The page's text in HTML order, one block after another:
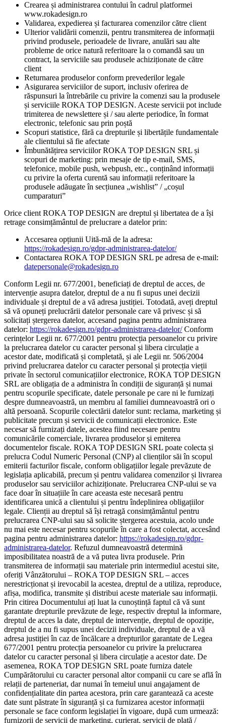
Crearea și administrarea contului în cadrul platformei
www.rokadesign.ro
Validarea, expedierea și facturarea comenzilor către client
Ulterior validării comenzii, pentru transmiterea de informații
privind produsele, perioadele de livrare, anulări sau alte
probleme de orice natură referitoare la o comandă sau un
contract, la serviciile sau produsele achiziționate de către
client
Returnarea produselor conform prevederilor legale
Asigurarea serviciilor de suport, inclusiv oferirea de
răspunsuri la întrebările cu privire la comenzi sau la produsele
și serviciile ROKA TOP DESIGN. Aceste servicii pot include
trimiterea de newslettere și / sau alerte periodice, în format
electronic, telefonic sau prin poștă
Scopuri statistice, fără ca drepturile și libertățile fundamentale
ale clientului să fie afectate
Îmbunătățirea serviciilor ROKA TOP DESIGN SRL și
scopuri de marketing: prin mesaje de tip e-mail, SMS,
telefonice, mobile push, webpush, etc., conținând informații
cu privire la oferta curentă sau informații referitoare la
produsele adăugate în secțiunea „wishlist” / „coșul
cumparaturi”
Orice client ROKA TOP DESIGN are dreptul și libertatea de a își
retrage consimțământul de prelucrare a datelor prin:
Accesarea opțiunii Uită-mă de la adresa:
https://rokadesign.ro/gdpr-administrarea-datelor/
Contactarea ROKA TOP DESIGN SRL pe adresa de e-mail:
datepersonale@rokadesign.ro
Conform Legii nr. 677/2001, beneficiați de dreptul de acces, de
intervenție asupra datelor, dreptul de a nu fi supus unei decizii
individuale și dreptul de a vă adresa justiției. Totodată, aveți dreptul
să vă opuneți prelucrării datelor personale care vă privesc și să
solicitați ștergerea datelor, accesand pagina pentru administrarea
datelor: https://rokadesign.ro/gdpr-administrarea-datelor/Conform
cerințelor Legii nr. 677/2001 pentru protecția persoanelor cu privire
la prelucrarea datelor cu caracter personal și libera circulație a
acestor date, modificată și completată, și ale Legii nr. 506/2004
privind prelucrarea datelor cu caracter personal și protecția vieții
private în sectorul comunicațiilor electronice, ROKA TOP DESIGN
SRL are obligația de a administra în condiții de siguranță și numai
pentru scopurile specificate, datele personale pe care ni le furnizați
despre dumneavoastră, un membru al familiei dumneavoastră ori o
altă persoană. Scopurile colectării datelor sunt: reclama, marketing și
publicitate precum și servicii de comunicații electronice. Este
necesar să furnizați datele, acestea fiind necesare pentru
comunicările comerciale, livrarea produselor și emiterea
documentelor fiscale. ROKA TOP DESIGN SRL poate colecta și
prelucra Codul Numeric Personal (CNP) al clienților săi în scopul
emiterii facturilor fiscale, conform obligațiilor legale prevăzute de
legislația aplicabilă, precum și pentru validarea comenzilor și livrarea
produselor sau serviciilor achiziționate. Prelucrarea CNP-ului se va
face doar în situațiile în care aceasta este necesară pentru
identificarea unică a clientului și pentru îndeplinirea obligațiilor
legale. Clienții au dreptul să își retragă consimțământul pentru
prelucrarea CNP-ului sau să solicite ștergerea acestuia, acolo unde
nu mai este necesar pentru scopurile în care a fost colectat, accesând
pagina pentru administrarea datelor: https://rokadesign.ro/gdpr-
administrarea-datelor. Refuzul dumneavoastră determină
imposibilitatea noastră de a vă putea livra produsele. Prin
transmiterea de informații sau materiale prin intermediul acestui site,
oferiți Vânzătorului – ROKA TOP DESIGN SRL – acces
nerestricționat și irevocabil la acestea, dreptul de a utiliza, reproduce,
afișa, modifica, transmite și distribui aceste materiale sau informații.
Prin citirea Documentului ați luat la cunoștință faptul că vă sunt
garantate drepturile prevăzute de lege, respectiv dreptul la informare,
dreptul de acces la date, dreptul de intervenție, dreptul de opoziție,
dreptul de a nu fi supus unei decizii individuale, dreptul de a vă
adresa justiției în caz de încălcare a drepturilor garantate de Legea
677/2001 pentru protecția persoanelor cu privire la prelucrarea
datelor cu caracter personal și libera circulație a acestor date. De
asemenea, ROKA TOP DESIGN SRL poate furniza datele
Cumpărătorului cu caracter personal altor companii cu care se află în
relații de parteneriat, dar numai în temeiul unui angajament de
confidențialitate din partea acestora, prin care garantează ca aceste
date sunt păstrate în siguranță și ca furnizarea acestor informații
personale se face conform legislației în vigoare, după cum urmează:
furnizorii de servicii de marketing, curierat, servicii de plată /